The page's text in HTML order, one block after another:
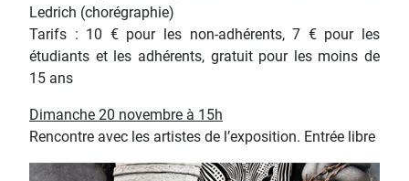
Ledrich (chorégraphie)
Tarifs : 10 € pour les non-adhérents, 7 € pour les
étudiants et les adhérents, gratuit pour les moins de
15 ans
Dimanche 20 novembre à 15h
Rencontre avec les artistes de l’exposition. Entrée libre